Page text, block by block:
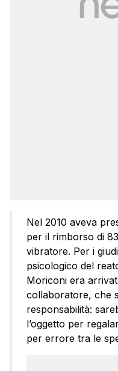
Nel 2010 aveva
per il rimborso di
vibratore. Per i
psicologico del
Moriconi era
collaboratore, che
responsabilità:
l’oggetto per
per errore tra le